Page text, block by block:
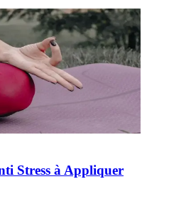
Stress à Appliquer